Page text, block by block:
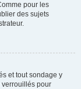
pour les
des sujets
et tout sondage y
verrouillés pour